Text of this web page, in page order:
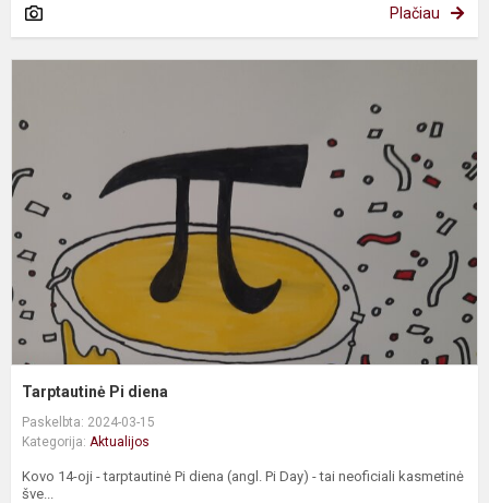
Plačiau
Tarptautinė Pi diena
Paskelbta: 2024-03-15
Kategorija: Aktualijos
Kovo 14-oji - tarptautinė Pi diena (angl. Pi Day) - tai neoficiali kasmetinė
šve...